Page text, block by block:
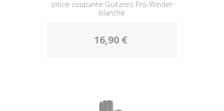
pince coupante Guitares Pro-Winder
blanche
16,90 €